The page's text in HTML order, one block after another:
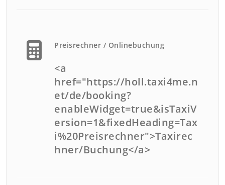
Preisrechner / Onlinebuchung
<a
href="https://holl.taxi4me.n
et/de/booking?
enableWidget=true&isTaxiV
ersion=1&fixedHeading=Tax
i%20Preisrechner">Taxirec
hner/Buchung</a>